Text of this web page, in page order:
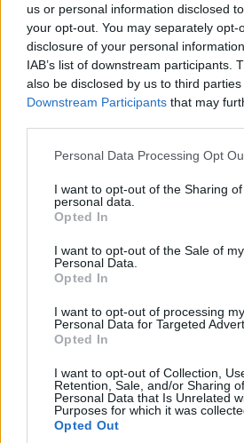
us or personal information disclosed
your opt-out. You may separately opt-
disclosure of your personal
IAB’s list of downstream participants.
also be disclosed by us to third
Downstream Participants that may
Please note that this website/app
not limited to your visit or usage
grant or deny consent to Google and
use your data for below specified
consent section.
Personal Data Processing Opt
I want to opt-out of the Sharing
personal data.
Opted In
I want to opt-out of the Sale of my
Personal Data.
Opted In
I want to opt-out of processing my
Personal Data for Targeted
Opted In
I want to opt-out of Collection,
Retention, Sale, and/or Sharing
Personal Data that Is Unrelated
Purposes for which it was
Opted Out
Επιπλέον, κατά τη διάρκεια
βρέθηκαν και κατασχέθηκαν
φυσίγγια, τσαντάκι που
και 50 ευρώ, 4 δολάρια ΗΠΑ και
Περαιτέρω, σε έρευνα που